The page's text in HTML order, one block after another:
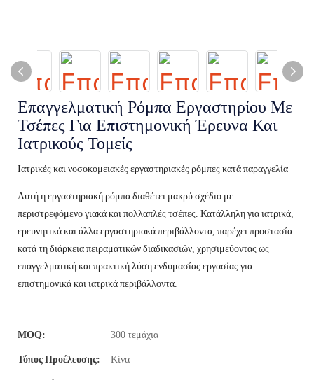
Επαγγελματική Ρόμπα Εργαστηρίου Με
Τσέπες Για Επιστημονική Έρευνα Και
Ιατρικούς Τομείς
Ιατρικές και νοσοκομειακές εργαστηριακές ρόμπες κατά παραγγελία
Αυτή η εργαστηριακή ρόμπα διαθέτει μακρύ σχέδιο με
περιστρεφόμενο γιακά και πολλαπλές τσέπες. Κατάλληλη για ιατρικά,
ερευνητικά και άλλα εργαστηριακά περιβάλλοντα, παρέχει προστασία
κατά τη διάρκεια πειραματικών διαδικασιών, χρησιμεύοντας ως
επαγγελματική και πρακτική λύση ενδυμασίας εργασίας για
επιστημονικά και ιατρικά περιβάλλοντα.
MOQ: 300 τεμάχια
Τόπος Προέλευσης: Κίνα